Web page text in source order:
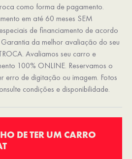
como forma de pagamento.
em até 60 meses SEM
de financiamento de acordo
da melhor avaliação do seu
Avaliamos seu carro e
100% ONLINE. Reservamos o
erro de digitação ou imagem. Fotos
condições e disponibilidade.
DE TER UM CARRO